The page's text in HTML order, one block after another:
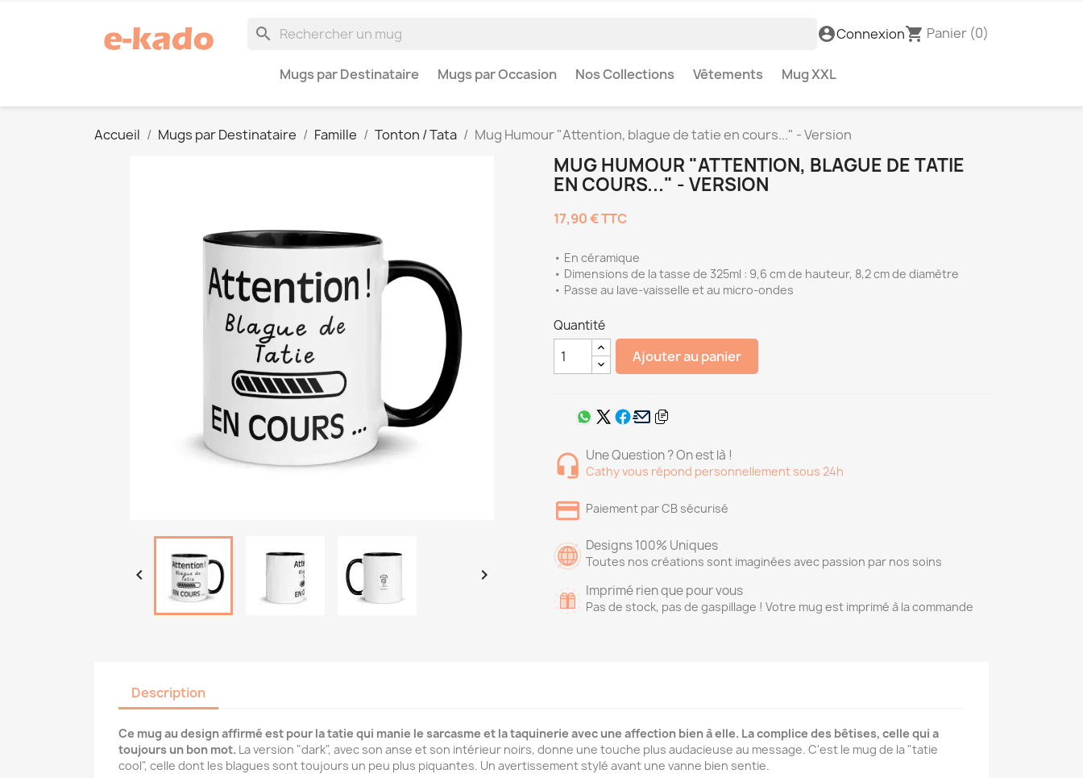
search account_circleConnexionshopping_cart Panier (0)
Mugs par Destinataire Mugs par Occasion Nos Collections Vêtements Mug XXL
Accueil Mugs par Destinataire Famille Tonton / Tata Mug Humour "Attention, blague de tatie en cours..." - Version
 
MUG HUMOUR "ATTENTION, BLAGUE DE TATIE
EN COURS..." - VERSION
17,90 €TTC
• En céramique
• Dimensions de la tasse de 325ml : 9,6 cm de hauteur, 8,2 cm de diamètre
• Passe au lave-vaisselle et au micro-ondes
Quantité
Ajouter au panier
Une Question ? On est là !
Cathy vous répond personnellement sous 24h
Paiement par CB sécurisé
Designs 100% Uniques
Toutes nos créations sont imaginées avec passion par nos soins
Imprimé rien que pour vous
Pas de stock, pas de gaspillage ! Votre mug est imprimé à la commande
Description
Ce mug au design affirmé est pour la tatie qui manie le sarcasme et la taquinerie avec une affection bien à elle. La complice des bêtises, celle qui a
toujours un bon mot. La version "dark", avec son anse et son intérieur noirs, donne une touche plus audacieuse au message. C'est le mug de la "tatie
cool", celle dont les blagues sont toujours un peu plus piquantes. Un avertissement stylé avant une vanne bien sentie.